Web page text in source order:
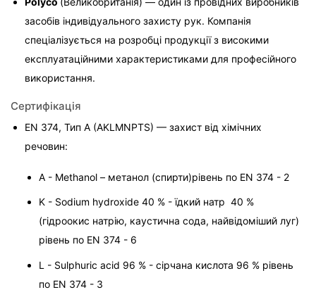
засобів індивідуального захисту рук. Компанія
спеціалізується на розробці продукції з високими
експлуатаційними характеристиками для професійного
використання.
Сертифікація
EN 374, Тип A (AKLMNPTS) — захист від хімічних
речовин:
A - Methanol – метанол (спирти)рівень по EN 374 - 2
K - Sodium hydroxide 40 % - їдкий натр  40 %
(гідроокис натрію, каустична сода, найвідоміший луг)
рівень по EN 374 - 6
L - Sulphuric acid 96 % - сірчана кислота 96 % рівень
по EN 374 - 3